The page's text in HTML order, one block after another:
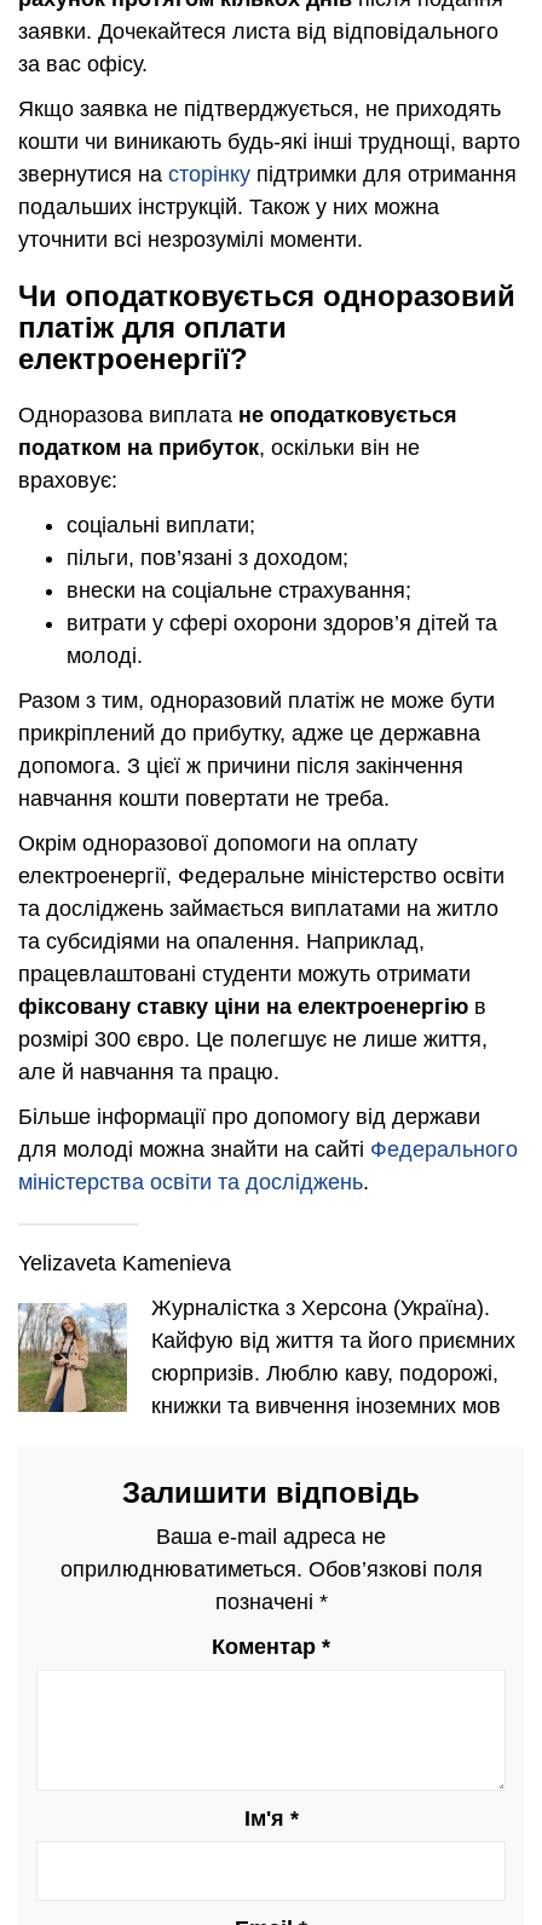
заявки. Дочекайтеся листа від відповідального
за вас офісу.
Якщо заявка не підтверджується, не приходять
кошти чи виникають будь-які інші труднощі, варто
звернутися на сторінку підтримки для отримання
подальших інструкцій. Також у них можна
уточнити всі незрозумілі моменти.
Чи оподатковується одноразовий
платіж для оплати
електроенергії?
Одноразова виплата не оподатковується
податком на прибуток, оскільки він не
враховує:
соціальні виплати;
пільги, пов’язані з доходом;
внески на соціальне страхування;
витрати у сфері охорони здоров’я дітей та
молоді.
Разом з тим, одноразовий платіж не може бути
прикріплений до прибутку, адже це державна
допомога. З цієї ж причини після закінчення
навчання кошти повертати не треба.
Окрім одноразової допомоги на оплату
електроенергії, Федеральне міністерство освіти
та досліджень займається виплатами на житло
та субсидіями на опалення. Наприклад,
працевлаштовані студенти можуть отримати
фіксовану ставку ціни на електроенергію в
розмірі 300 євро. Це полегшує не лише життя,
але й навчання та працю.
Більше інформації про допомогу від держави
для молоді можна знайти на сайті Федерального
міністерства освіти та досліджень.
Yelizaveta Kamenieva
Журналістка з Херсона (Україна).
Кайфую від життя та його приємних
сюрпризів. Люблю каву, подорожі,
книжки та вивчення іноземних мов
Залишити відповідь
Ваша e-mail адреса не
оприлюднюватиметься. Обов’язкові поля
позначені *
Коментар *
Ім'я *